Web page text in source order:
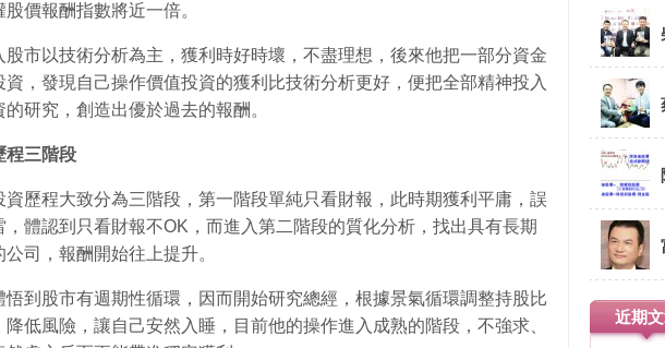
價報酬指數將近一倍。
股市以技術分析為主，獲利時好時壞，不盡理想，後來他把一部分資金
資，發現自己操作價值投資的獲利比技術分析更好，便把全部精神投入
研究，創造出優於過去的報酬。
程三階段
資歷程大致分為三階段，第一階段單純只看財報，此時期獲利平庸，誤
，體認到只看財報不OK，而進入第二階段的質化分析，找出具有長期
司，報酬開始往上提升。
悟到股市有週期性循環，因而開始研究總經，根據景氣循環調整持股比
降低風險，讓自己安然入睡，目前他的操作進入成熟的階段，不強求、
近期